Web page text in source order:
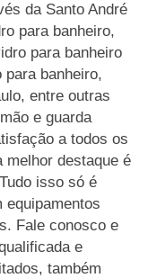
da Santo André
para banheiro,
para banheiro
banheiro,
entre outras
e guarda
a todos os
melhor destaque é
isso só é
Fale conosco e
e
também